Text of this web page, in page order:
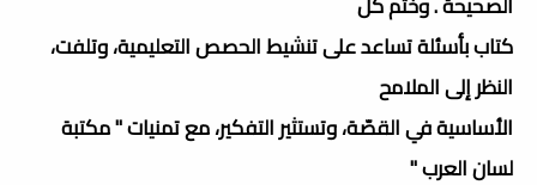
كتاب بأسئلة تساعد على تنشيط الحصص التعليمية، وتلفت،
النظر إلى الملامح
الأساسية في القصّة، وتستثير التفكير، مع تمنيات " مكتبة
لسان العرب "